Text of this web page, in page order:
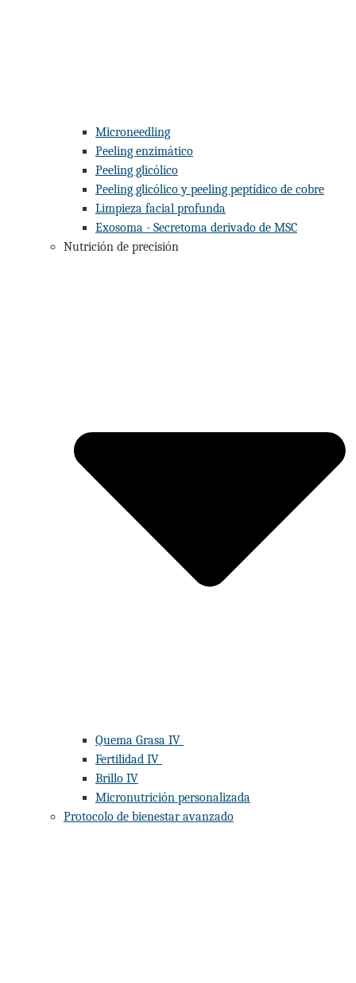
Microneedling
Peeling enzimático
Peeling glicólico
Peeling glicólico y peeling peptídico de cobre
Limpieza facial profunda
Exosoma - Secretoma derivado de MSC
Nutrición de precisión
Quema Grasa IV
Fertilidad IV
Brillo IV
Micronutrición personalizada
Protocolo de bienestar avanzado